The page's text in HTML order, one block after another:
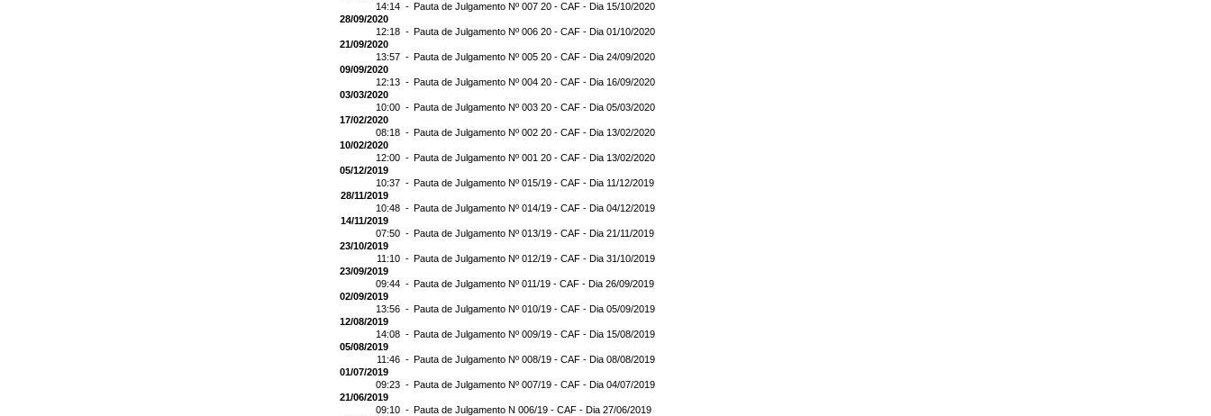
14:14 - Pauta de Julgamento Nº 007 20 - CAF - Dia 15/10/2020
28/09/2020
12:18 - Pauta de Julgamento Nº 006 20 - CAF - Dia 01/10/2020
21/09/2020
13:57 - Pauta de Julgamento Nº 005 20 - CAF - Dia 24/09/2020
09/09/2020
12:13 - Pauta de Julgamento Nº 004 20 - CAF - Dia 16/09/2020
03/03/2020
10:00 - Pauta de Julgamento Nº 003 20 - CAF - Dia 05/03/2020
17/02/2020
08:18 - Pauta de Julgamento Nº 002 20 - CAF - Dia 13/02/2020
10/02/2020
12:00 - Pauta de Julgamento Nº 001 20 - CAF - Dia 13/02/2020
05/12/2019
10:37 - Pauta de Julgamento Nº 015/19 - CAF - Dia 11/12/2019
28/11/2019
10:48 - Pauta de Julgamento Nº 014/19 - CAF - Dia 04/12/2019
14/11/2019
07:50 - Pauta de Julgamento Nº 013/19 - CAF - Dia 21/11/2019
23/10/2019
11:10 - Pauta de Julgamento Nº 012/19 - CAF - Dia 31/10/2019
23/09/2019
09:44 - Pauta de Julgamento Nº 011/19 - CAF - Dia 26/09/2019
02/09/2019
13:56 - Pauta de Julgamento Nº 010/19 - CAF - Dia 05/09/2019
12/08/2019
14:08 - Pauta de Julgamento Nº 009/19 - CAF - Dia 15/08/2019
05/08/2019
11:46 - Pauta de Julgamento Nº 008/19 - CAF - Dia 08/08/2019
01/07/2019
09:23 - Pauta de Julgamento Nº 007/19 - CAF - Dia 04/07/2019
21/06/2019
09:10 - Pauta de Julgamento N 006/19 - CAF - Dia 27/06/2019